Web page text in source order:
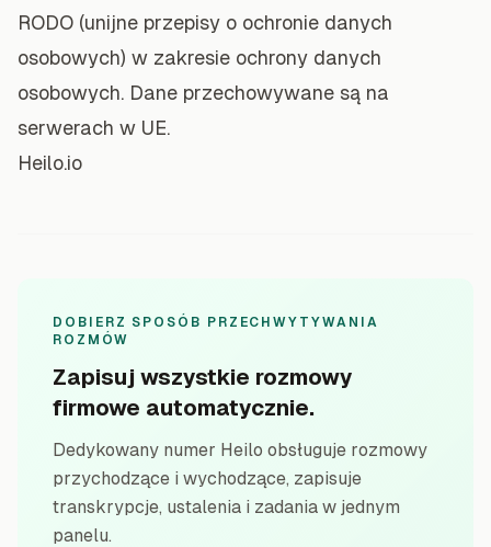
RODO (unijne przepisy o ochronie danych
osobowych) w zakresie ochrony danych
osobowych. Dane przechowywane są na
serwerach w UE.
Heilo.io
DOBIERZ SPOSÓB PRZECHWYTYWANIA
ROZMÓW
Zapisuj wszystkie rozmowy
firmowe automatycznie.
Dedykowany numer Heilo obsługuje rozmowy
przychodzące i wychodzące, zapisuje
transkrypcje, ustalenia i zadania w jednym
panelu.